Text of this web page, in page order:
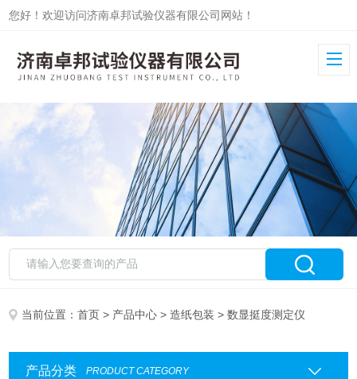
您好！欢迎访问济南卓邦试验仪器有限公司网站！
当前位置：首页 > 产品中心 >造纸包装 > 数显挺度测定仪
产品分类 PRODUCT CATEGORY